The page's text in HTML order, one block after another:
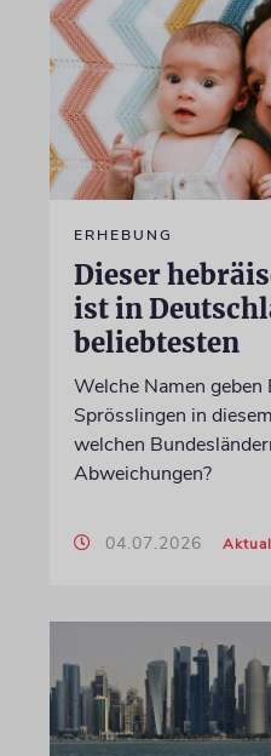
ERHEBUNG
Dieser
ist in
beliebtesten
Welche Namen geben
Sprösslingen in
welchen
Abweichungen?
04.07.2026